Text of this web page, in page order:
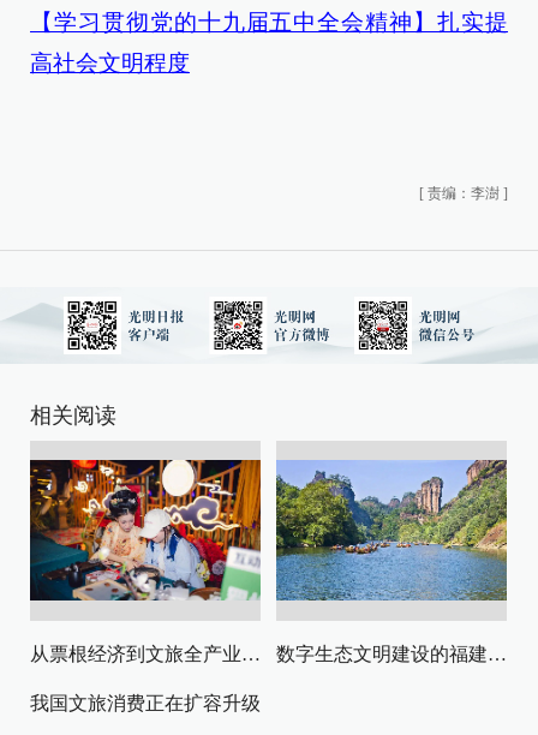
【学习贯彻党的十九届五中全会精神】扎实提
高社会文明程度
[ 责编：李澍 ]
相关阅读
从票根经济到文旅全产业链升级 数字生态文明建设的福建路径与启示
我国文旅消费正在扩容升级